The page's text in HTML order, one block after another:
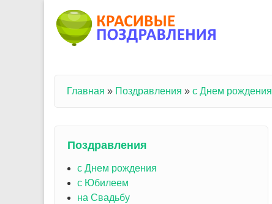
Вы здесь
Главная » Поздравления » с Днем рождения
Поздравления
с Днем рождения
с Юбилеем
на Свадьбу